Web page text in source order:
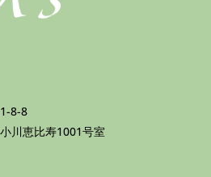
8-8
川恵比寿1001号室